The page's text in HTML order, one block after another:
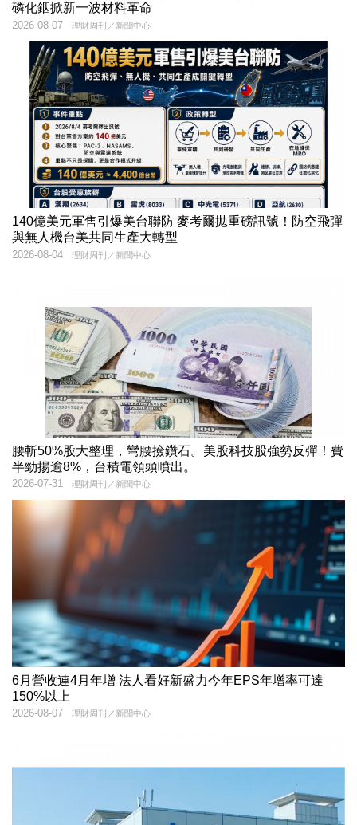
磷化銦掀新一波材料革命
理財周刊／新聞中心
2026-08-07
140億美元軍售引爆美台聯防 麥考爾拋重磅訊號！防空飛彈
與無人機台美共同生產大轉型
理財周刊／新聞中心
2026-08-04
腰斬50%股大整理，彎腰撿鑽石。美股科技股強勢反彈！費
半勁揚逾8%，台積電領頭噴出。
理財周刊／新聞中心
2026-07-31
6月營收連4月年增 法人看好新盛力今年EPS年增率可達
150%以上
理財周刊／新聞中心
2026-08-07